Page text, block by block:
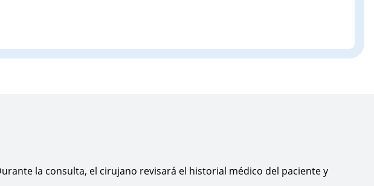
la consulta, el cirujano revisará el historial médico del paciente y